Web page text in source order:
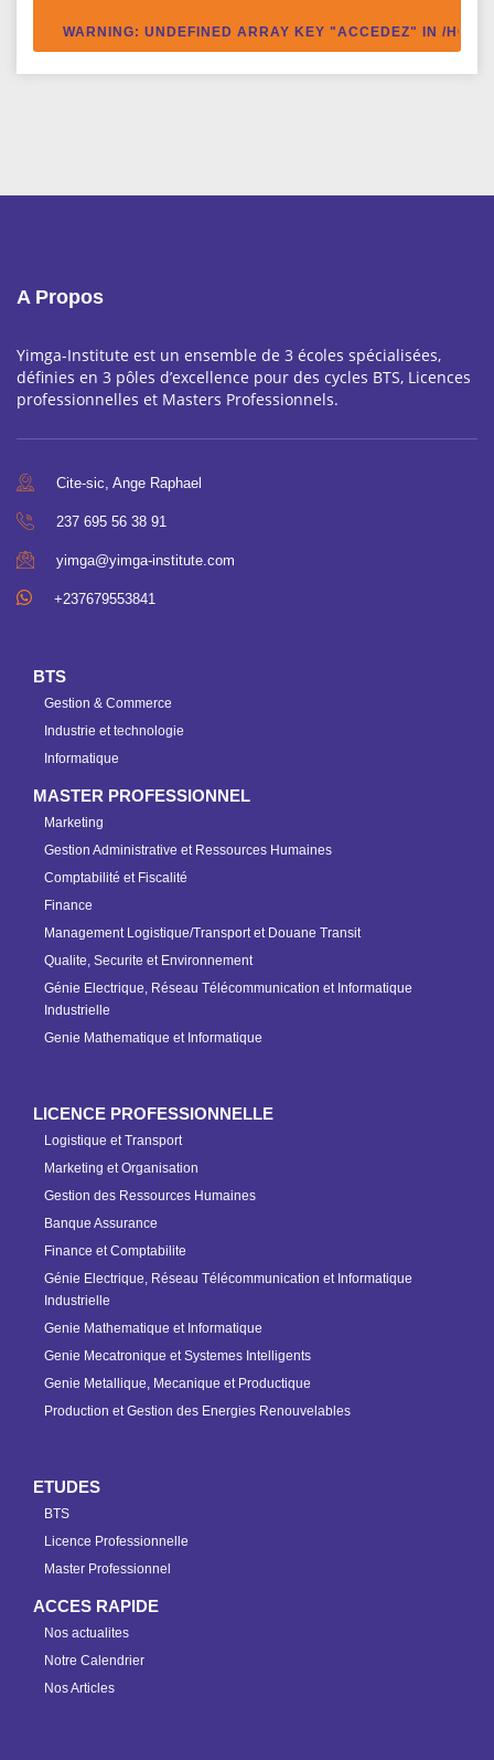
WARNING: UNDEFINED ARRAY KEY "ACCEDEZ" IN /
A Propos
Yimga-Institute est un ensemble de 3 écoles spécialisées,
définies en 3 pôles d’excellence pour des cycles BTS, Licences
professionnelles et Masters Professionnels.
Cite-sic, Ange Raphael
237 695 56 38 91
yimga@yimga-institute.com
+237679553841
BTS
Gestion & Commerce
Industrie et technologie
Informatique
MASTER PROFESSIONNEL
Marketing
Gestion Administrative et Ressources Humaines
Comptabilité et Fiscalité
Finance
Management Logistique/Transport et Douane Transit
Qualite, Securite et Environnement
Génie Electrique, Réseau Télécommunication et Informatique
Industrielle
Genie Mathematique et Informatique
LICENCE PROFESSIONNELLE
Logistique et Transport
Marketing et Organisation
Gestion des Ressources Humaines
Banque Assurance
Finance et Comptabilite
Génie Electrique, Réseau Télécommunication et Informatique
Industrielle
Genie Mathematique et Informatique
Genie Mecatronique et Systemes Intelligents
Genie Metallique, Mecanique et Productique
Production et Gestion des Energies Renouvelables
ETUDES
BTS
Licence Professionnelle
Master Professionnel
ACCES RAPIDE
Nos actualites
Notre Calendrier
Nos Articles